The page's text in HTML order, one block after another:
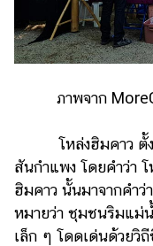
ภาพจาก
โหล่งฮิมคาว ตั้งอ
สันกำแพง โดยคำว่า
ฮิมคาว นั้นมาจากคำ
หมายว่า ชุมชนริมแม่
เล็ก ๆ โดดเด่นด้วยวิ